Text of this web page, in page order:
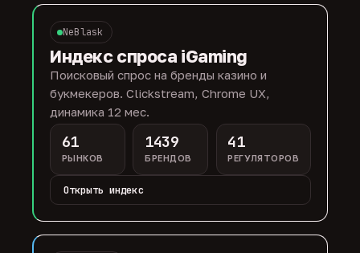
NeBlask
Индекс спроса iGaming
Поисковый спрос на бренды казино и
букмекеров. Clickstream, Chrome UX,
динамика 12 мес.
61
РЫНКОВ
1439
БРЕНДОВ
41
РЕГУЛЯТОРОВ
Открыть индекс